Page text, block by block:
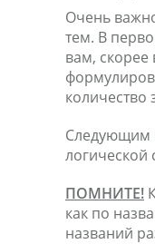
Очень
тем. В
вам, скорее
количество
Следующим
ПОМНИТЕ!
как по
названий